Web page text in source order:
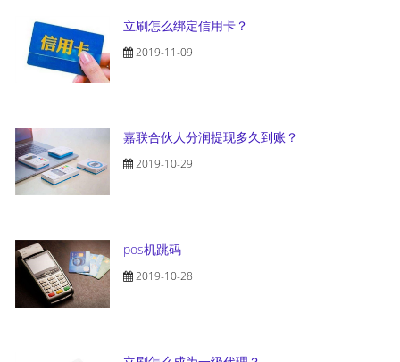
立刷怎么绑定信用卡？
2019-11-09
嘉联合伙人分润提现多久到账？
2019-10-29
pos机跳码
2019-10-28